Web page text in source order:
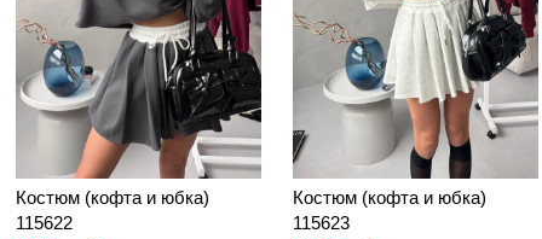
Костюм (кофта и юбка)
115622
Костюм (кофта и юбка)
115623